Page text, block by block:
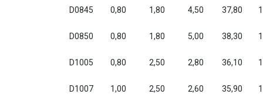
D0845 0,80 1,80 4,50 37,80
D0850 0,80 1,80 5,00 38,30
D1005 0,80 2,50 2,80 36,10
D1007 1,00 2,50 2,60 35,90